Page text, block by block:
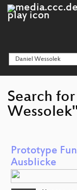
Search
Prototype
Ausblicke